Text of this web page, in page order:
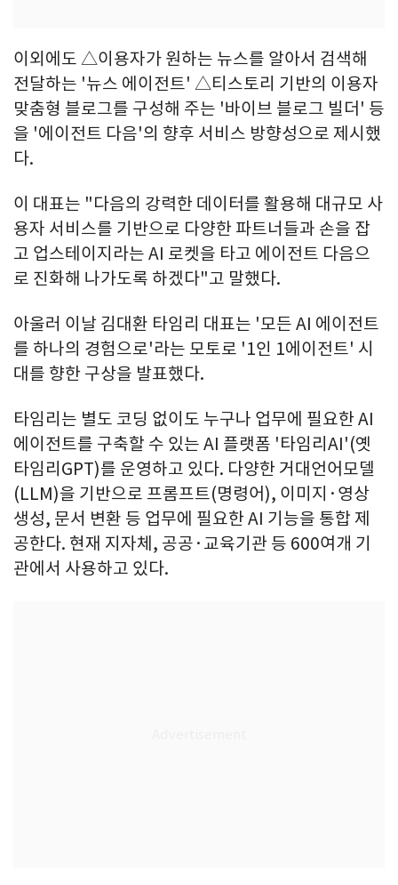
이외에도 △이용자가 원하는 뉴스를 알아서 검색해
전달하는 '뉴스 에이전트' △티스토리 기반의 이용자
맞춤형 블로그를 구성해 주는 '바이브 블로그 빌더' 등
을 '에이전트 다음'의 향후 서비스 방향성으로 제시했
다.
이 대표는 "다음의 강력한 데이터를 활용해 대규모 사
용자 서비스를 기반으로 다양한 파트너들과 손을 잡
고 업스테이지라는 AI 로켓을 타고 에이전트 다음으
로 진화해 나가도록 하겠다"고 말했다.
아울러 이날 김대환 타임리 대표는 '모든 AI 에이전트
를 하나의 경험으로'라는 모토로 '1인 1에이전트' 시
대를 향한 구상을 발표했다.
타임리는 별도 코딩 없이도 누구나 업무에 필요한 AI
에이전트를 구축할 수 있는 AI 플랫폼 '타임리AI'(옛
타임리GPT)를 운영하고 있다. 다양한 거대언어모델
(LLM)을 기반으로 프롬프트(명령어), 이미지·영상
생성, 문서 변환 등 업무에 필요한 AI 기능을 통합 제
공한다. 현재 지자체, 공공·교육기관 등 600여개 기
관에서 사용하고 있다.